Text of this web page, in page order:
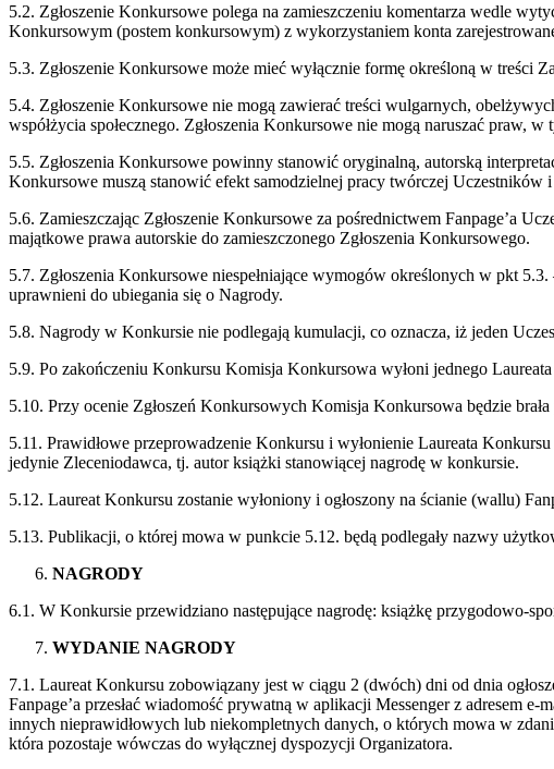
5.2. Zgłoszenie Konkursowe polega na zamieszczeniu komentarza wedle
Konkursowym (postem konkursowym) z wykorzystaniem konta
5.3. Zgłoszenie Konkursowe może mieć wyłącznie formę określoną w
5.4. Zgłoszenie Konkursowe nie mogą zawierać treści wulgarnych,
współżycia społecznego. Zgłoszenia Konkursowe nie mogą naruszać praw,
5.5. Zgłoszenia Konkursowe powinny stanowić oryginalną, autorską
Konkursowe muszą stanowić efekt samodzielnej pracy twórczej
5.6. Zamieszczając Zgłoszenie Konkursowe za pośrednictwem Fanpage’a
majątkowe prawa autorskie do zamieszczonego Zgłoszenia Konkursowego.
5.7. Zgłoszenia Konkursowe niespełniające wymogów określonych w pkt
uprawnieni do ubiegania się o Nagrody.
5.8. Nagrody w Konkursie nie podlegają kumulacji, co oznacza, iż jeden
5.9. Po zakończeniu Konkursu Komisja Konkursowa wyłoni jednego
5.10. Przy ocenie Zgłoszeń Konkursowych Komisja Konkursowa będzie
5.11. Prawidłowe przeprowadzenie Konkursu i wyłonienie Laureata
jedynie Zleceniodawca, tj. autor książki stanowiącej nagrodę w konkursie.
5.12. Laureat Konkursu zostanie wyłoniony i ogłoszony na ścianie (wallu)
5.13. Publikacji, o której mowa w punkcie 5.12. będą podlegały nazwy
NAGRODY
6.1. W Konkursie przewidziano następujące nagrodę: książkę przygodowo-
WYDANIE NAGRODY
7.1. Laureat Konkursu zobowiązany jest w ciągu 2 (dwóch) dni od dnia
Fanpage’a przesłać wiadomość prywatną w aplikacji Messenger z adresem
innych nieprawidłowych lub niekompletnych danych, o których mowa w
która pozostaje wówczas do wyłącznej dyspozycji Organizatora.